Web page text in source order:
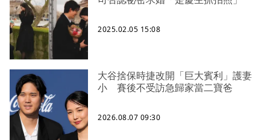
2025.02.05 15:08
大谷捨保時捷改開「巨大賓利」護妻
小 賽後不受訪急歸家當二寶爸
2026.08.07 09:30